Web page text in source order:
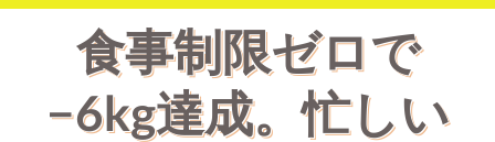
食事制限ゼロで
−6kg達成。忙しい